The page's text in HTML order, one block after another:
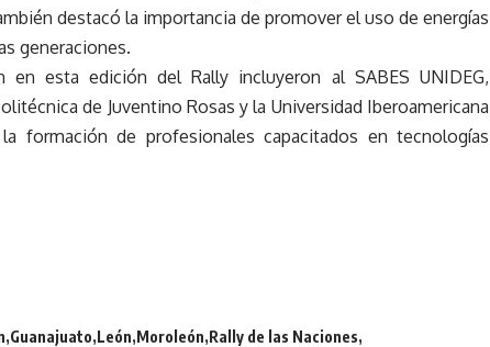
destacó la importancia de promover el uso de energías
generaciones.
en esta edición del Rally incluyeron al SABES UNIDEG,
de Juventino Rosas y la Universidad Iberoamericana
formación de profesionales capacitados en tecnologías
Guanajuato León Moroleón Rally de las Naciones